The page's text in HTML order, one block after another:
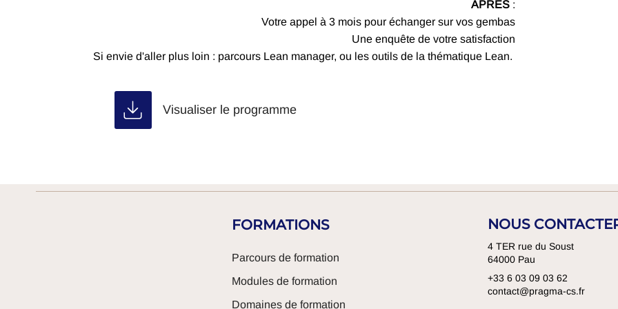
APRÈS :
Votre appel à 3 mois pour échanger sur vos gembas
Une enquête de votre satisfaction
Si envie d'aller plus loin : parcours Lean manager, ou les outils de la thématique Lean.
Visualiser le programme
FORMATIONS
Parcours de formation
Modules de formation
Domaines de formation
NOUS
4 TER rue du Soust
64000 Pau
+33 6 03 09 03 62
contact@pragma-cs.fr